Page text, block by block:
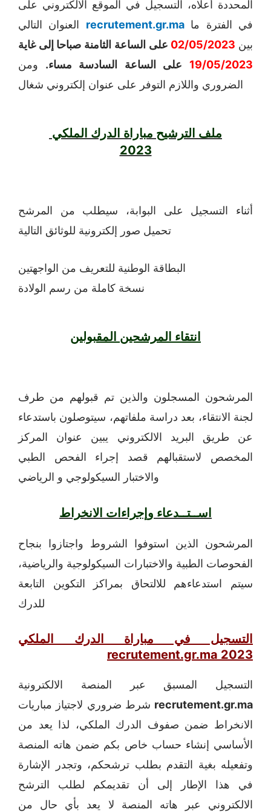
المحددة أعلاه، التسجيل في الموقع الالكتروني على
recrutement.gr.maفي الفترة ما
بين
على الساعة الثامنة صباحا إلى غاية
19/05/2023
على الساعة السادسة مساء. ومن
الضروري واللازم التوفر على عنوان إلكتروني شغال
2023
أثناء التسجيل على البوابة، سيطلب من المرشح
تحميل صور إلكترونية للوثائق التالية
البطاقة الوطنية للتعريف من الواجهتين
نسخة كاملة من رسم الولادة
انتقاء المرشحين المقبولين
المرشحون المسجلون والذين تم قبولهم من طرف
لجنة الانتقاء، بعد دراسة ملفاتهم، سيتوصلون باستدعاء
عن طريق البريد الالكتروني يبين عنوان المركز
المخصص لاستقبالهم قصد إجراء الفحص الطبي
والاختبار السيكولوجي و الرياضي
اســتــدعاء وإجراءات الانخراط
المرشحون الذين استوفوا الشروط واجتازوا بنجاح
الفحوصات الطبية والاختبارات السيكولوجية والرياضية،
سيتم استدعاءهم للالتحاق بمراكز التكوين التابعة
للدرك
التسجيل في مباراة الدرك الملكي
recrutement.gr.ma 2023
التسجيل المسبق عبر المنصة الالكترونية
recrutement.gr.ma شرط ضروري لاجتياز مباريات
الانخراط ضمن صفوف الدرك الملكي، لذا يعد من
الأساسي إنشاء حساب خاص بكم ضمن هاته المنصة
وتفعيله بغية التقدم بطلب ترشحكم، وتجدر الإشارة
في هذا الإطار إلى أن تقديمكم لطلب الترشح
الالكتروني عبر هاته المنصة لا يعد بأي حال من